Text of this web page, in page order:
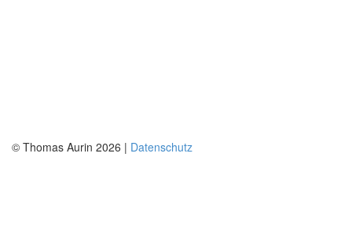
© Thomas Aurin 2026 | Datenschutz